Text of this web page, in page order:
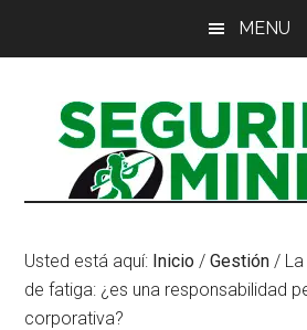
principal
MENU
Usted está aquí: Inicio / Gestión /
de fatiga: ¿es una responsabilidad
corporativa?